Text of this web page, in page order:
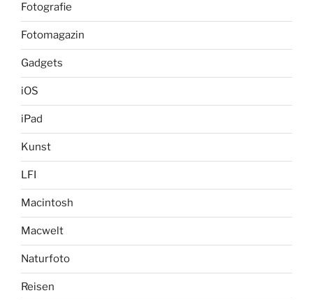
Fotografie
Fotomagazin
Gadgets
iOS
iPad
Kunst
LFI
Macintosh
Macwelt
Naturfoto
Reisen